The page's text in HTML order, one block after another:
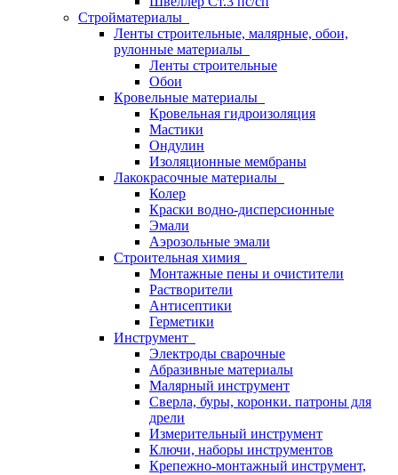
Стройматериалы
Ленты строительные, малярные, обои,
рулонные материалы
Ленты строительные
Обои
Кровельные материалы
Кровельная гидроизоляция
Мастики
Ондулин
Изоляционные мембраны
Лакокрасочные материалы
Колер
Краски водно-дисперсионные
Эмали
Аэрозольные эмали
Строительная химия
Монтажные пены и очистители
Растворители
Антисептики
Герметики
Инструмент
Электроды сварочные
Абразивные материалы
Малярный инструмент
Сверла, буры, коронки. патроны для
дрели
Измерительный инструмент
Ключи, наборы инструментов
Крепежно-монтажный инструмент,